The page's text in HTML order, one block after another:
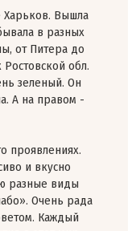
Харьков. Вышла
в разных
от Питера до
обл.
зеленый. Он
А на правом -
проявлениях.
и вкусно
разные виды
Очень рада
Каждый